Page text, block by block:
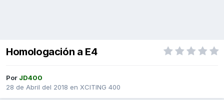
Homologación a E4
Por JD400
28 de Abril del 2018 en XCITING 400